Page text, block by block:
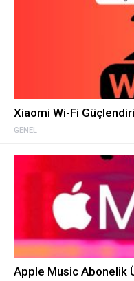
GENEL
Xiaomi Wi-Fi
Apple Music Abonelik